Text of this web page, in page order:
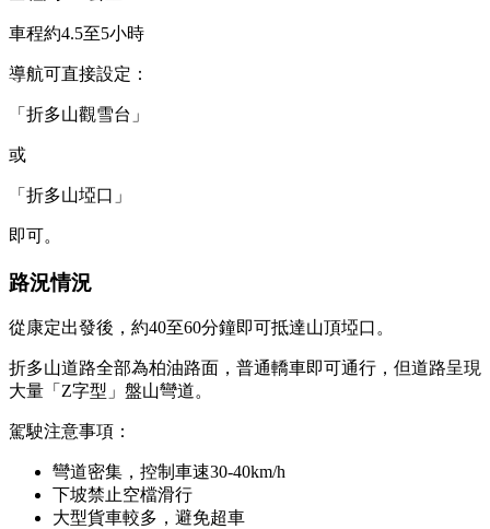
車程約4.5至5小時
導航可直接設定：
「折多山觀雪台」
或
「折多山埡口」
即可。
路況情況
從康定出發後，約40至60分鐘即可抵達山頂埡口。
折多山道路全部為柏油路面，普通轎車即可通行，但道路呈現
大量「Z字型」盤山彎道。
駕駛注意事項：
彎道密集，控制車速30-40km/h
下坡禁止空檔滑行
大型貨車較多，避免超車